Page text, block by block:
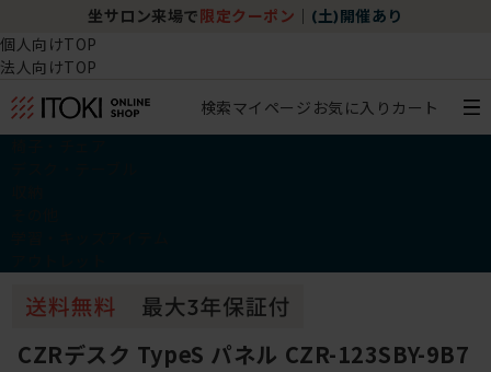
坐サロン来場で 限定クーポン (土)開催あり
個人向けTOP
法人向けTOP
検索マイページ お気に入り カート
CZRデスク TypeS パネル CZR-123SBY-9B7